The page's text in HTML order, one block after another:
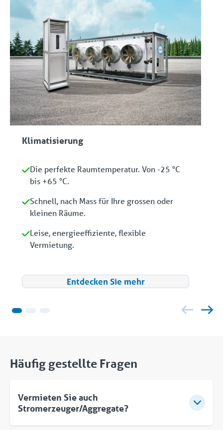
Klimatisierung
Die perfekte Raumtemperatur. Von -25 °C
bis +65 °C.
Schnell, nach Mass für Ihre grossen oder
kleinen Räume.
Leise, energieeffiziente, flexible
Vermietung.
Entdecken Sie mehr
Häufig gestellte Fragen
Vermieten Sie auch
Stromerzeuger/Aggregate?